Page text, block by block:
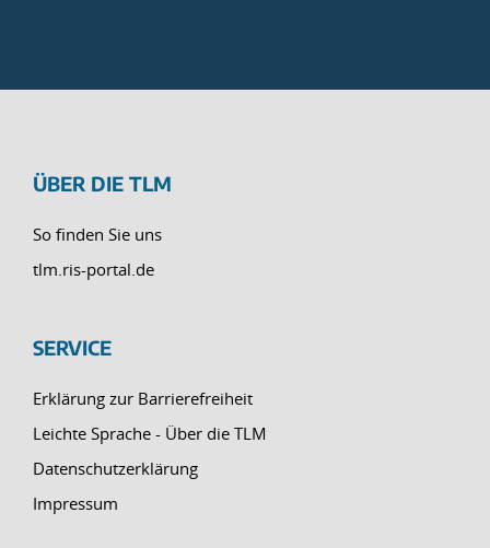
ÜBER DIE TLM
So finden Sie uns
tlm.ris-portal.de
SERVICE
Erklärung zur Barrierefreiheit
Leichte Sprache - Über die TLM
Datenschutzerklärung
Impressum